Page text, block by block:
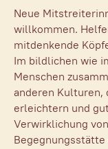
Neue
willkommen.
mitdenkende
Im bildlichen wie
Menschen
anderen Kulturen,
erleichtern und
Verwirklichung